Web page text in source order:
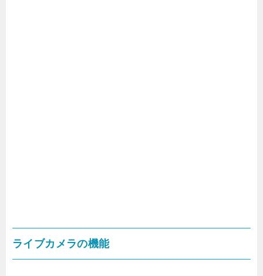
ライブカメラの機能